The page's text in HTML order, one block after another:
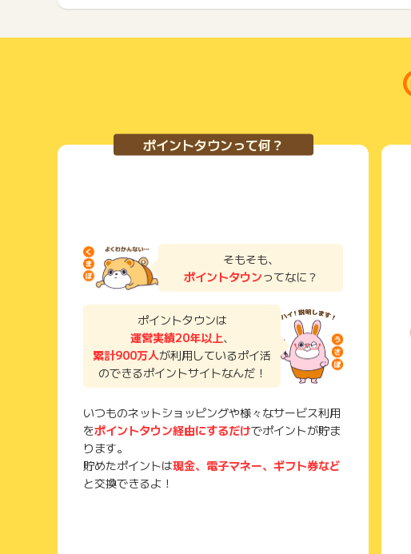
ポイントタウンって何？
そもそも、
ポイントタウンってなに？
ポイントタウンは
運営実績20年以上、
累計900万人が利用しているポイ活
のできるポイントサイトなんだ！
いつものネットショッピングや様々なサービス利用
をポイントタウン経由にするだけでポイントが貯ま
ります。
貯めたポイントは現金、電子マネー、ギフト券など
と交換できるよ！